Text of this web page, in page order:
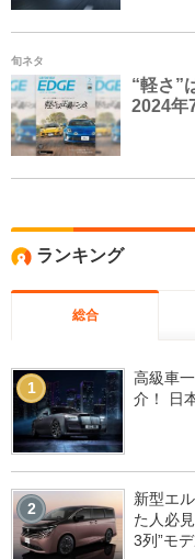
旬ネタ
“軽さ”
2024年
ランキング
総合
1
高級車
介！ 日
2
新型エ
た人必
3列”モ